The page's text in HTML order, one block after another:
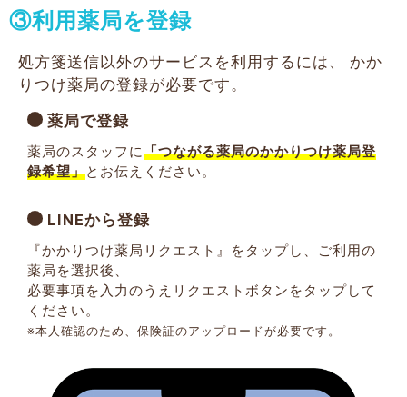
③利用薬局を登録
処方箋送信以外のサービスを利用するには、
かか
りつけ薬局の登録が必要です。
薬局で登録
薬局のスタッフに「つながる薬局のかかりつけ薬局登
録希望」とお伝えください。
LINEから登録
『かかりつけ薬局リクエスト』をタップし、ご利用の
薬局を選択後、
必要事項を入力のうえリクエストボタンをタップして
ください。
※本人確認のため、保険証のアップロードが必要です。